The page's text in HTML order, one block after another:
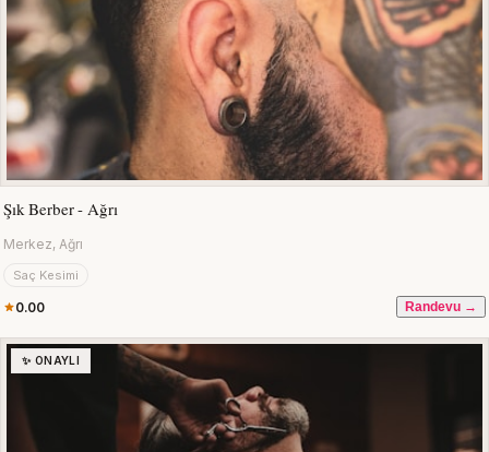
Şık Berber - Ağrı
Merkez, Ağrı
Saç Kesimi
0.00 Randevu →
✨ ONAYLI